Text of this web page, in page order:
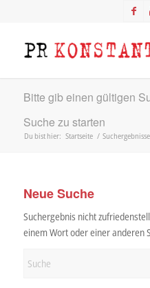
Bitte gib einen gültigen
Suche zu starten
Du bist hier: Startseite /
Neue Suche
Suchergebnis nicht
einem Wort oder einer anderen